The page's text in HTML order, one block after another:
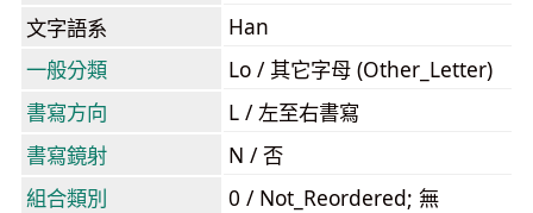
文字語系
Han
一般分類
Lo / 其它字母 (Other_Letter)
書寫方向
L / 左至右書寫
書寫鏡射
N / 否
組合類別
0 / Not_Reordered; 無